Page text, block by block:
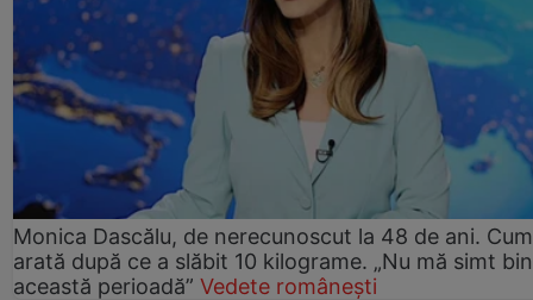
Monica Dascălu, de nerecunoscut la 48 de ani. Cum
arată după ce a slăbit 10 kilograme. „Nu mă simt
această perioadă” Vedete românești